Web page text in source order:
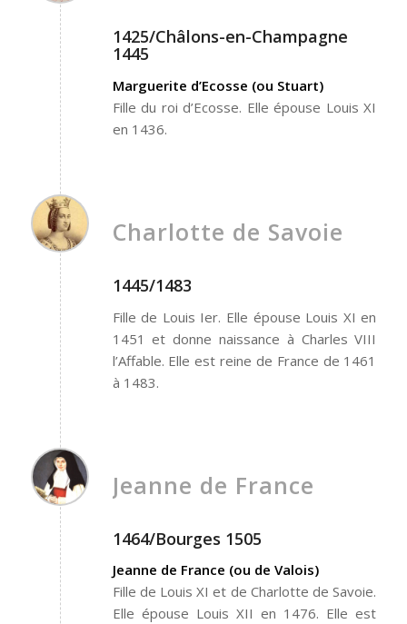
1425/Châlons-en-Champagne
1445
Marguerite d’Ecosse (ou Stuart)
Fille du roi d’Ecosse. Elle épouse Louis XI
en 1436.
Charlotte de Savoie
1445/1483
Fille de Louis Ier. Elle épouse Louis XI en
1451 et donne naissance à Charles VIII
l’Affable. Elle est reine de France de 1461
à 1483.
Jeanne de France
1464/Bourges 1505
Jeanne de France (ou de Valois)
Fille de Louis XI et de Charlotte de Savoie.
Elle épouse Louis XII en 1476. Elle est